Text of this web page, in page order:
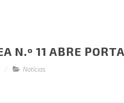
N.º 11 ABRE
Notícias